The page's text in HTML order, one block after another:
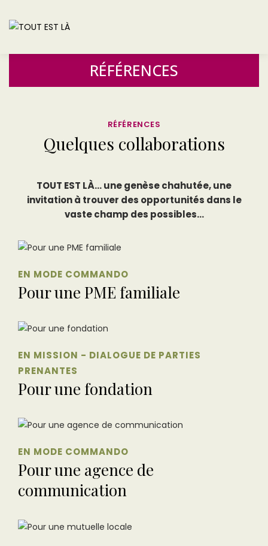
RÉFÉRENCES
RÉFÉRENCES
Quelques collaborations
TOUT EST LÀ… une genèse chahutée, une
invitation à trouver des opportunités dans le
vaste champ des possibles…
EN MODE COMMANDO
Pour une PME familiale
EN MISSION - DIALOGUE DE PARTIES
PRENANTES
Pour une fondation
EN MODE COMMANDO
Pour une agence de
communication